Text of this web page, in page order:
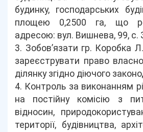
будинку, господарських
площею 0,2500 га, що
адресою: вул. Вишнева, 99, с.
3. Зобов’язати гр. Коробка
зареєструвати право
ділянку згідно діючого
4. Контроль за виконанням
на постійну комісію з
відносин,
території, будівництва,